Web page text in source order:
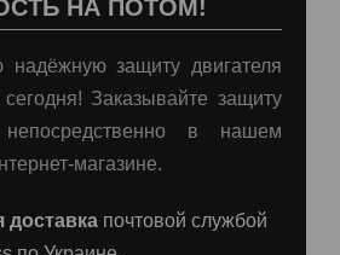
НА ПОТОМ!
надёжную защиту двигателя
Заказывайте защиту
в нашем
магазине.
доставка почтовой службой